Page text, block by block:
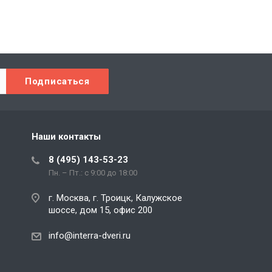
Наши контакты
8 (495) 143-53-23
Пн. – Пт.: с 9:00 до 18:00
г. Москва, г. Троицк, Калужское
шоссе, дом 15, офис 200
info@interra-dveri.ru